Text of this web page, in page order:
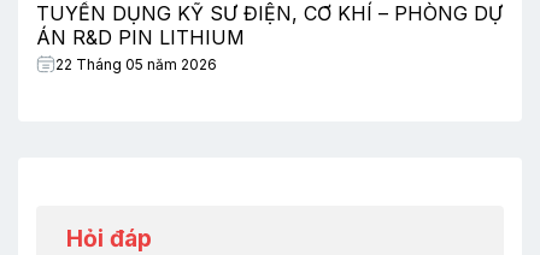
TUYỂN DỤNG KỸ SƯ ĐIỆN, CƠ KHÍ – PHÒNG DỰ
ÁN R&D PIN LITHIUM
22 Tháng 05 năm 2026
Hỏi đáp